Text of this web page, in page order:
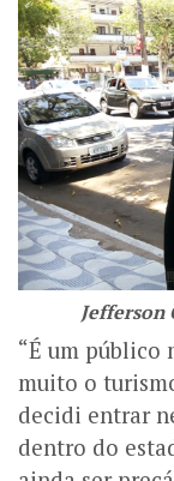
Jefferson
“É um público
muito o
decidi entrar
dentro do